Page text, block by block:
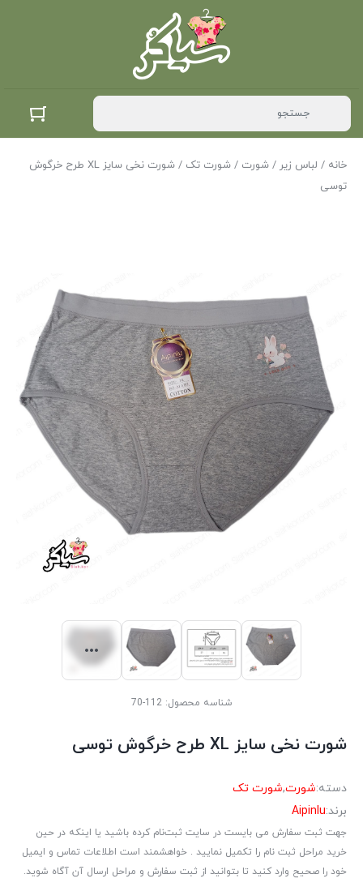
خانه / لباس زیر / شورت / شورت تک
/ شورت نخی سایز XL طرح خرگوش
توسی
شناسه محصول:112-70
شورت نخی سایز XL طرح خرگوش توسی
دسته:شورت,شورت تک
برند:Aipinlu
جهت ثبت سفارش می بایست در سایت ثبت‌نام کرده باشید یا اینکه در حین
خرید مراحل ثبت نام را تکمیل نمایید . خواهشمند است اطلاعات تماس و ایمیل
خود را صحیح وارد کنید تا بتوانید از ثبت سفارش و مراحل ارسال آن آگاه شوید.